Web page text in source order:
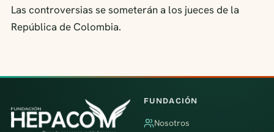
Las controversias se someterán a los jueces de la
República de Colombia.
FUNDACIÓN
Nosotros